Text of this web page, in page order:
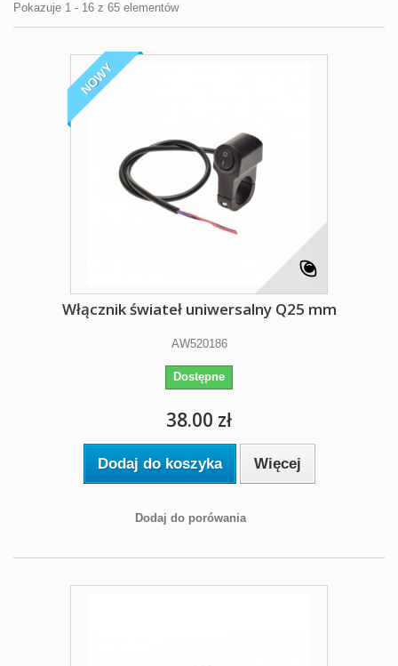
Pokazuje 1 - 16 z 65 elementów
NOWY
Włącznik świateł uniwersalny Q25 mm
AW520186
Dostępne
38.00 zł
Dodaj do koszyka Więcej
Dodaj do porówania